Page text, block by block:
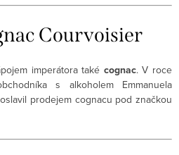
Courvoisier
imperátora také cognac. V roce
s alkoholem Emmanuela
prodejem cognacu pod značkou